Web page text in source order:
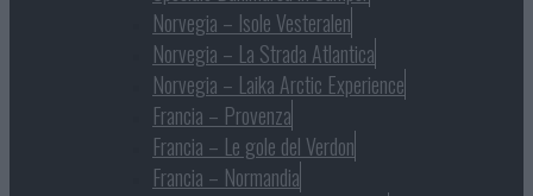
Norvegia – Isole Vesteralen
Norvegia – La Strada Atlantica
Norvegia – Laika Arctic Experience
Francia – Provenza
Francia – Le gole del Verdon
Francia – Normandia